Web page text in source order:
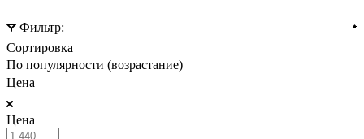
Фильтр:
Сортировка
По популярности (возрастание)
Цена
Цена